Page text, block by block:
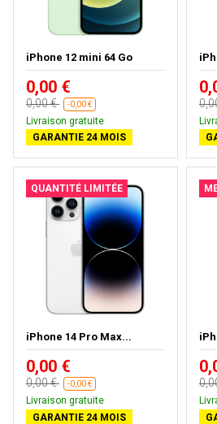
iPhone 12 mini 64 Go
0,00 €
0,00 € -0,00 €
Livraison gratuite
GARANTIE 24 MOIS
QUANTITÉ LIMITÉE
iPhone 14 Pro Max...
0,00 €
0,00 € -0,00 €
Livraison gratuite
GARANTIE 24 MOIS